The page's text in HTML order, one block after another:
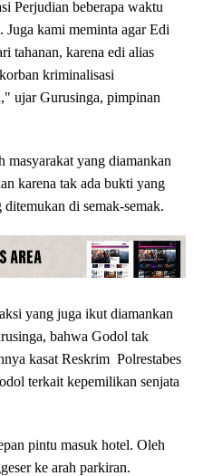
Perjudian beberapa waktu
kami meminta agar Edi
tahanan, karena edi alias
kriminalisasi
ujar Gurusinga, pimpinan
masyarakat yang diamankan
karena tak ada bukti yang
di semak-semak.
yang juga ikut diamankan
bahwa Godol tak
kasat Reskrim Polrestabes
terkait kepemilikan senjata
pintu masuk hotel. Oleh
ke arah parkiran.